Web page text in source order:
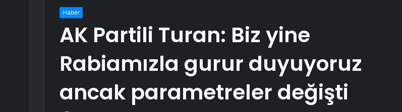
Haber
AK Partili Turan: Biz yine
Rabiamızla gurur duyuyoruz
ancak parametreler değişti